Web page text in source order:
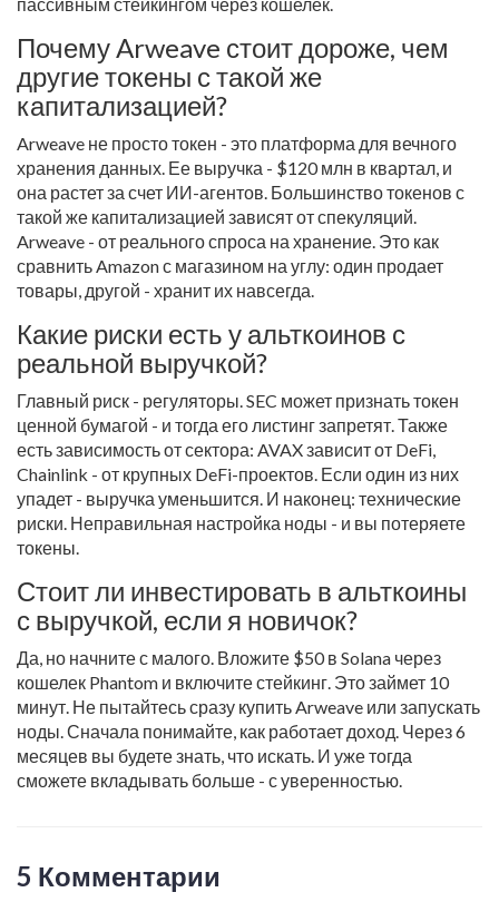
Почему Arweave стоит дороже, чем
другие токены с такой же
капитализацией?
Arweave не просто токен - это платформа для вечного
хранения данных. Ее выручка - $120 млн в квартал, и
она растет за счет ИИ-агентов. Большинство токенов с
такой же капитализацией зависят от спекуляций.
Arweave - от реального спроса на хранение. Это как
сравнить Amazon с магазином на углу: один продает
товары, другой - хранит их навсегда.
Какие риски есть у альткоинов с
реальной выручкой?
Главный риск - регуляторы. SEC может признать токен
ценной бумагой - и тогда его листинг запретят. Также
есть зависимость от сектора: AVAX зависит от DeFi,
Chainlink - от крупных DeFi-проектов. Если один из них
упадет - выручка уменьшится. И наконец: технические
риски. Неправильная настройка ноды - и вы потеряете
токены.
Стоит ли инвестировать в альткоины
с выручкой, если я новичок?
Да, но начните с малого. Вложите $50 в Solana через
кошелек Phantom и включите стейкинг. Это займет 10
минут. Не пытайтесь сразу купить Arweave или запускать
ноды. Сначала понимайте, как работает доход. Через 6
месяцев вы будете знать, что искать. И уже тогда
сможете вкладывать больше - с уверенностью.
5 Комментарии